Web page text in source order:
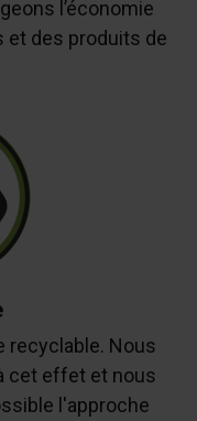
l’économie
et des produits de
recyclable. Nous
cet effet et nous
l'approche